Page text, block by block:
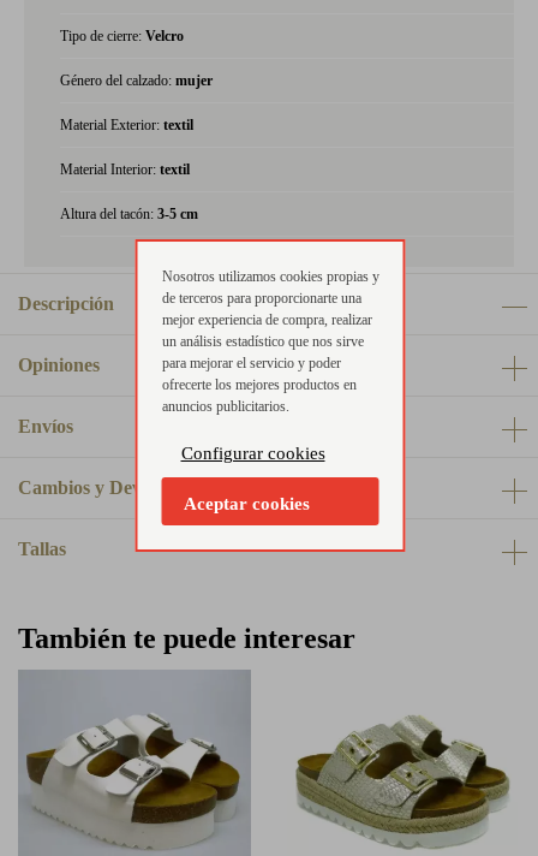
Tipo de cierre: Velcro
Género del calzado: mujer
Material Exterior: textil
Material Interior: textil
Altura del tacón: 3-5 cm
Descripción
Opiniones
Envíos
Cambios y Devoluciones
Tallas
También te puede interesar
Nosotros utilizamos cookies propias y
de terceros para proporcionarte una
mejor experiencia de compra, realizar
un análisis estadístico que nos sirve
para mejorar el servicio y poder
ofrecerte los mejores productos en
anuncios publicitarios.
Configurar cookies
Aceptar cookies